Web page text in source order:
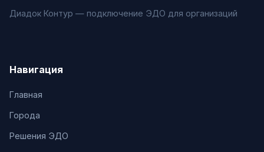
Диадок Контур — подключение ЭДО для организаций
Навигация
Главная
Города
Решения ЭДО